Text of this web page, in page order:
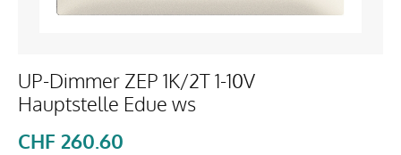
UP-Dimmer ZEP 1K/2T 1-10V
Hauptstelle Edue ws
CHF 260.60